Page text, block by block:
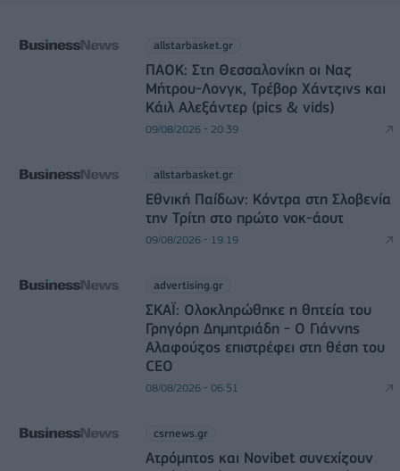
allstarbasket.gr
ΠΑΟΚ: Στη Θεσσαλονίκη οι Ναζ
Μήτρου-Λονγκ, Τρέβορ Χάντζινς και
Κάιλ Αλεξάντερ (pics & vids)
09/08/2026 - 20:39
allstarbasket.gr
Εθνική Παίδων: Κόντρα στη Σλοβενία
την Τρίτη στο πρώτο νοκ-άουτ
09/08/2026 - 19:19
advertising.gr
ΣΚΑΪ: Ολοκληρώθηκε η θητεία του
Γρηγόρη Δημητριάδη - Ο Γιάννης
Αλαφούζος επιστρέφει στη θέση του
CEO
08/08/2026 - 06:51
csrnews.gr
Ατρόμητος και Novibet συνεχίζουν